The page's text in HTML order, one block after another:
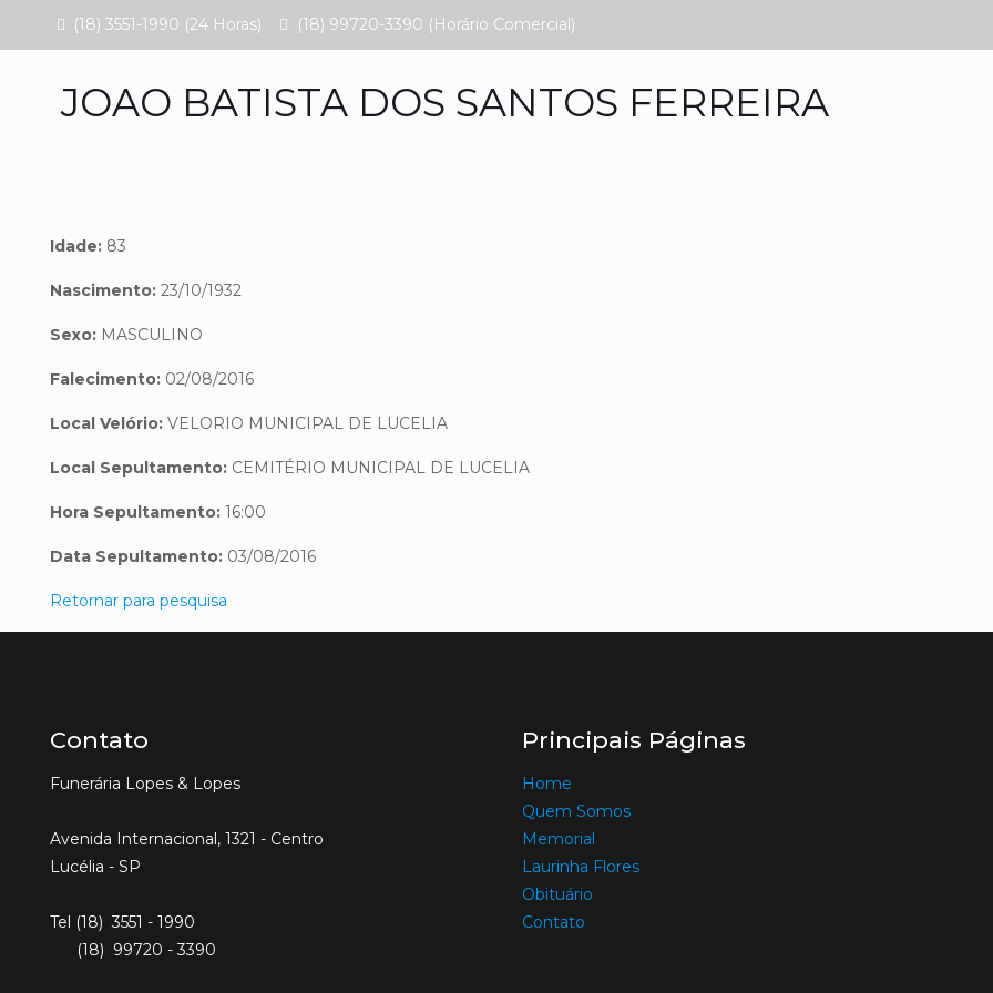
(18) 3551-1990 (24 Horas) (18) 99720-3390 (Horário Comercial)
JOAO BATISTA DOS SANTOS FERREIRA
Idade:83
Nascimento:23/10/1932
Sexo:MASCULINO
Falecimento:02/08/2016
Local Velório:VELORIO MUNICIPAL DE LUCELIA
Local Sepultamento:CEMITÉRIO MUNICIPAL DE LUCELIA
Hora Sepultamento:16:00
Data Sepultamento:03/08/2016
Retornar para pesquisa
Contato
Funerária Lopes & Lopes
Avenida Internacional, 1321 - Centro
Lucélia - SP
Tel (18) 3551 - 1990
(18) 99720 - 3390
Principais Páginas
Home
Quem Somos
Memorial
Laurinha Flores
Obituário
Contato